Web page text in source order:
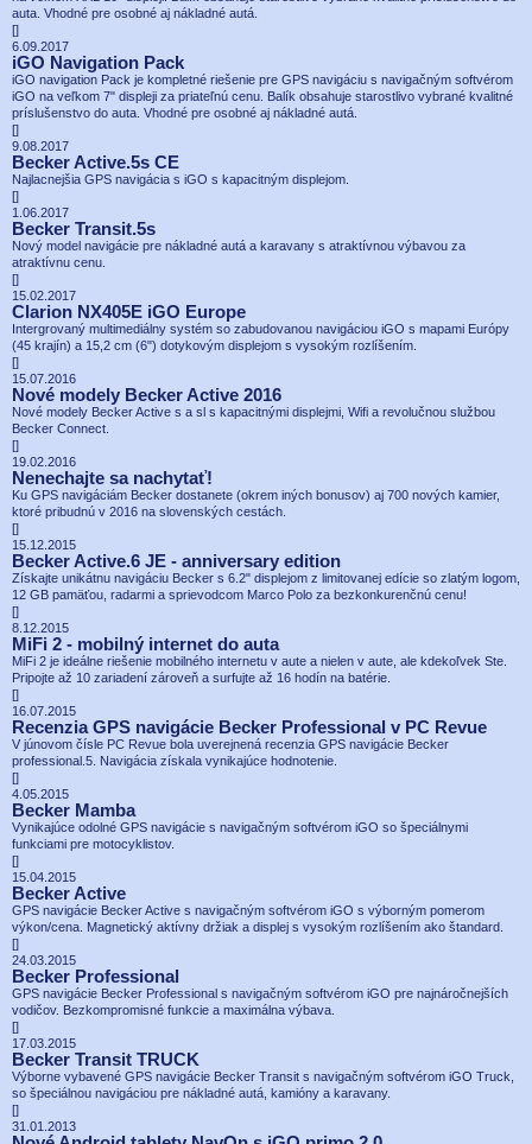
auta. Vhodné pre osobné aj nákladné autá.
[]
6.09.2017
iGO Navigation Pack
iGO navigation Pack je kompletné riešenie pre GPS navigáciu s navigačným softvérom
iGO na veľkom 7" displeji za priateľnú cenu. Balík obsahuje starostlivo vybrané kvalitné
príslušenstvo do auta. Vhodné pre osobné aj nákladné autá.
[]
9.08.2017
Becker Active.5s CE
Najlacnejšia GPS navigácia s iGO s kapacitným displejom.
[]
1.06.2017
Becker Transit.5s
Nový model navigácie pre nákladné autá a karavany s atraktívnou výbavou za
atraktívnu cenu.
[]
15.02.2017
Clarion NX405E iGO Europe
Intergrovaný multimediálny systém so zabudovanou navigáciou iGO s mapami Európy
(45 krajín) a 15,2 cm (6") dotykovým displejom s vysokým rozlíšením.
[]
15.07.2016
Nové modely Becker Active 2016
Nové modely Becker Active s a sl s kapacitnými displejmi, Wifi a revolučnou službou
Becker Connect.
[]
19.02.2016
Nenechajte sa nachytať!
Ku GPS navigáciám Becker dostanete (okrem iných bonusov) aj 700 nových kamier,
ktoré pribudnú v 2016 na slovenských cestách.
[]
15.12.2015
Becker Active.6 JE - anniversary edition
Získajte unikátnu navigáciu Becker s 6.2" displejom z limitovanej edície so zlatým logom,
12 GB pamäťou, radarmi a sprievodcom Marco Polo za bezkonkurenčnú cenu!
[]
8.12.2015
MiFi 2 - mobilný internet do auta
MiFi 2 je ideálne riešenie mobilného internetu v aute a nielen v aute, ale kdekoľvek Ste.
Pripojte až 10 zariadení zároveň a surfujte až 16 hodín na batérie.
[]
16.07.2015
Recenzia GPS navigácie Becker Professional v PC Revue
V júnovom čísle PC Revue bola uverejnená recenzia GPS navigácie Becker
professional.5. Navigácia získala vynikajúce hodnotenie.
[]
4.05.2015
Becker Mamba
Vynikajúce odolné GPS navigácie s navigačným softvérom iGO so špeciálnymi
funkciami pre motocyklistov.
[]
15.04.2015
Becker Active
GPS navigácie Becker Active s navigačným softvérom iGO s výborným pomerom
výkon/cena. Magnetický aktívny držiak a displej s vysokým rozlíšením ako štandard.
[]
24.03.2015
Becker Professional
GPS navigácie Becker Professional s navigačným softvérom iGO pre najnáročnejších
vodičov. Bezkompromisné funkcie a maximálna výbava.
[]
17.03.2015
Becker Transit TRUCK
Výborne vybavené GPS navigácie Becker Transit s navigačným softvérom iGO Truck,
so špeciálnou navigáciou pre nákladné autá, kamióny a karavany.
[]
31.01.2013